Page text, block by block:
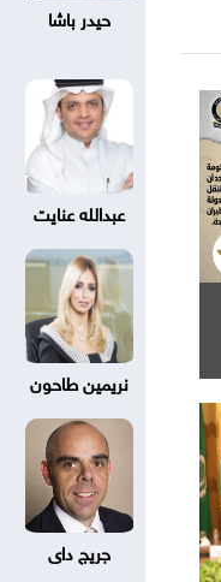
حيدر باشا
عبدالله عنايت
نريمين طاحون
جريج داى